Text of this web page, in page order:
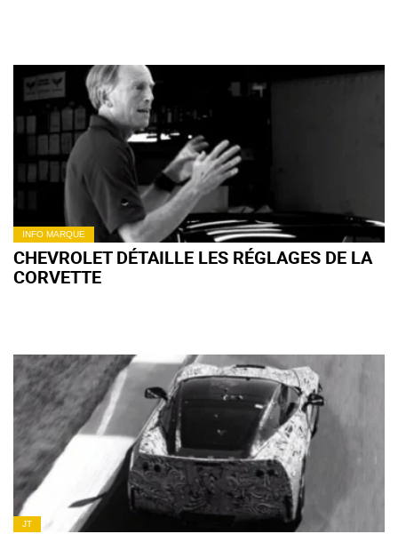
INFO MARQUE
CHEVROLET DÉTAILLE LES RÉGLAGES DE LA
CORVETTE
JT